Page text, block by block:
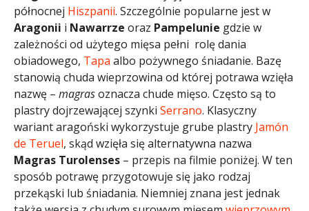
północnej Hiszpanii. Szczególnie popularne jest w
Aragonii i Nawarrze oraz Pampelunie gdzie w
zależności od użytego mięsa pełni rolę dania
obiadowego, Tapa albo pożywnego śniadanie. Bazę
stanowią chuda wieprzowina od której potrawa wzięła
nazwę – magrasoznacza chude mięso. Często są to
plastry dojrzewającej szynki Serrano. Klasyczny
wariant aragoński wykorzystuje grube plastry Jamón
de Teruel, skąd wzięła się alternatywna nazwa
Magras Turolenses – przepis na filmie poniżej. W ten
sposób potrawę przygotowuje się jako rodzaj
przekąski lub śniadania. Niemniej znana jest jednak